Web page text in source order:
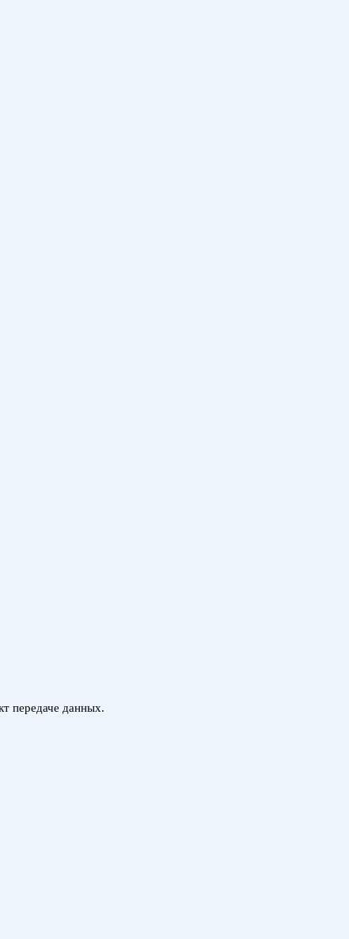
передаче данных.